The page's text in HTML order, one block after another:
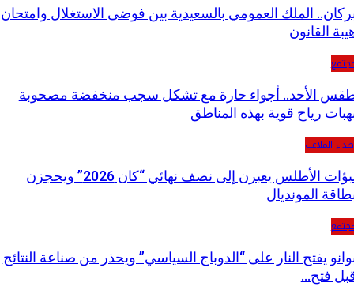
الملك العمومي بالسعيدية بين فوضى الاستغلال وامتحان
القانون
الأحد.. أجواء حارة مع تشكل سجب منخفضة مصحوبة
رياح قوية بهذه المناطق
الملاعب
لبؤات الأطلس يعبرن إلى نصف نهائي “كان 2026” ويحجزن
المونديال
يفتح النار على “الدوباج السياسي” ويحذر من صناعة النتائج
فتح…